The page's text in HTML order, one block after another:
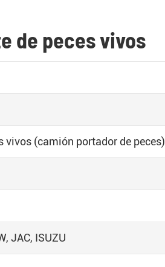
de peces vivos
vivos (camión portador de peces)
JAC, ISUZU